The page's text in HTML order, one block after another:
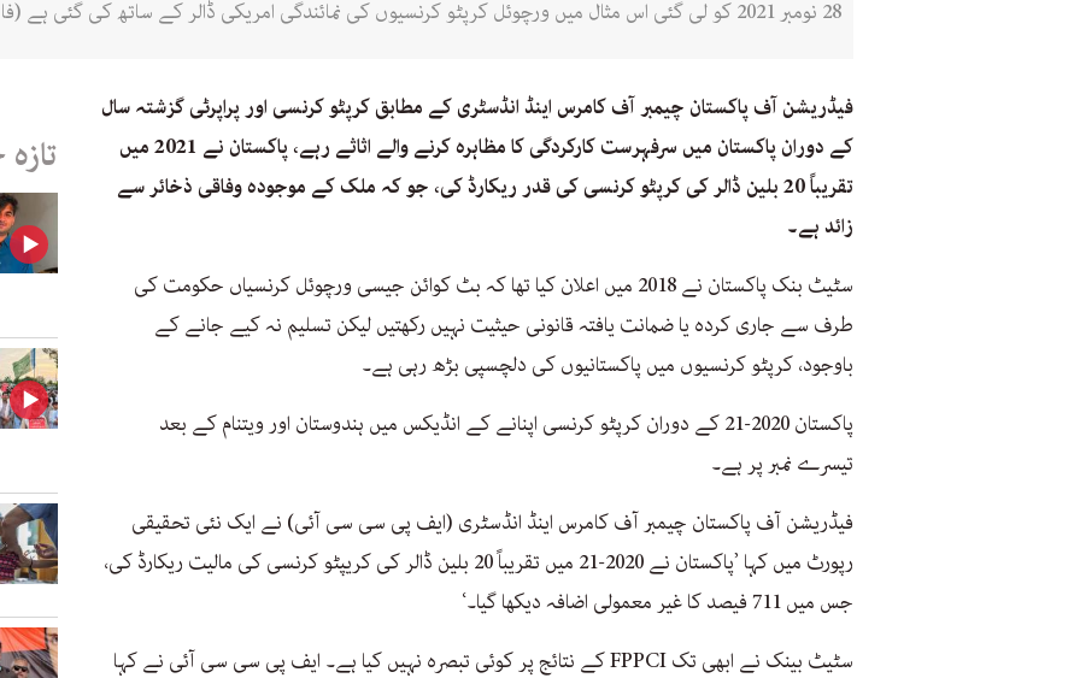
28 نومبر 2021 کو لی گئی اس مثال میں ورچوئل کرپٹو کرنسیوں کی نمائندگی امریکی ڈالر کے ساتھ کی گئی ہے (فائل تصویر: روئٹرز)
فیڈریشن آف پاکستان چیمبر آف کامرس اینڈ انڈسٹری کے مطابق کرپٹو کرنسی اور پراپرٹی گزشتہ سال
کے دوران پاکستان میں سرفہرست کارکردگی کا مظاہرہ کرنے والے اثاثے رہے، پاکستان نے 2021 میں
تقریباً 20 بلین ڈالر کی کرپٹو کرنسی کی قدر ریکارڈ کی، جو کہ ملک کے موجودہ وفاقی ذخائر سے
زائد ہے۔
سٹیٹ بنک پاکستان نے 2018 میں اعلان کیا تھا کہ بٹ کوائن جیسی ورچوئل کرنسیاں حکومت کی
طرف سے جاری کردہ یا ضمانت یافتہ قانونی حیثیت نہیں رکھتیں لیکن تسلیم نہ کیے جانے کے
باوجود، کرپٹو کرنسیوں میں پاکستانیوں کی دلچسپی بڑھ رہی ہے۔
پاکستان 2020-21 کے دوران کرپٹو کرنسی اپنانے کے انڈیکس میں ہندوستان اور ویتنام کے بعد
تیسرے نمبر پر ہے۔
فیڈریشن آف پاکستان چیمبر آف کامرس اینڈ انڈسٹری (ایف پی سی سی آئی) نے ایک نئی تحقیقی
رپورٹ میں کہا ’پاکستان نے 2020-21 میں تقریباً 20 بلین ڈالر کی کریپٹو کرنسی کی مالیت ریکارڈ کی،
جس میں 711 فیصد کا غیر معمولی اضافہ دیکھا گیا۔‘
سٹیٹ بینک نے ابھی تک FPPCI کے نتائج پر کوئی تبصرہ نہیں کیا ہے۔ ایف پی سی سی آئی نے کہا